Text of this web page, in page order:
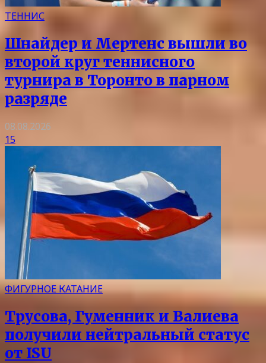
ТЕННИС
Шнайдер и Мертенс вышли во
второй круг теннисного
турнира в Торонто в парном
разряде
08.08.2026
15
ФИГУРНОЕ КАТАНИЕ
Трусова, Гуменник и Валиева
получили нейтральный статус
от ISU